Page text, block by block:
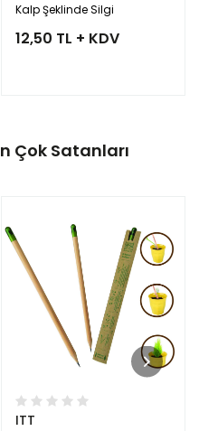
Kalp Şeklinde Silgi
12,50 TL + KDV
Çok Satanları
ITT